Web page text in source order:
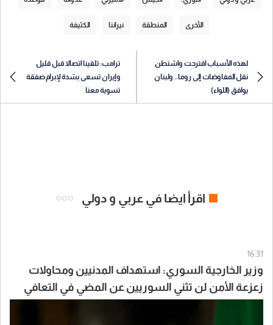
الأخرى المنطقة نيراننا الكثيفة
لهذه الأسباب اقترحت واشنطن
نقل المفاوضات إلى روما.. ولبنان
يوافق (اللواء)
ترامب: تلقينا اتصالا قبل قليل
وإيران تسعى بشدة لإبرام صفقة
تسوية معنا
اقرأ ايضا في عربي و دولي
16:31
وزير الخارجية السوري: استهداف المدنيين ومحاولات
زعزعة الأمن لن تثني السوريين عن المضي في التعافي